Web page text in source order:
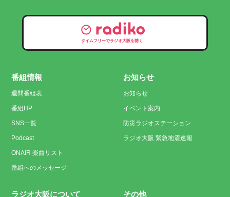
タイムフリーでラジオ大阪を聴く
番組情報
週間番組表
番組HP
SNS一覧
Podcast
ONAIR 楽曲リスト
番組へのメッセージ
お知らせ
お知らせ
イベント案内
防災ラジオステーション
ラジオ大阪 緊急地震速報
ラジオ大阪について その他